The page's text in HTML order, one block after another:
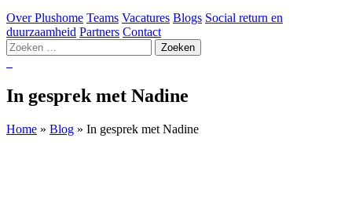
Over Plushome Teams Vacatures Blogs Social return en
duurzaamheid Partners Contact
Zoeken
naar:
In gesprek met Nadine
Home » Blog » In gesprek met Nadine